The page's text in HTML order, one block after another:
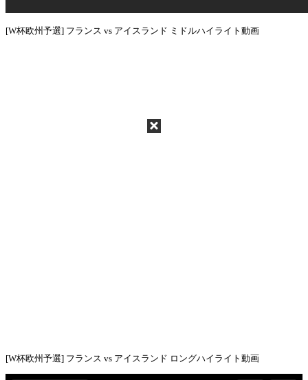
[W杯欧州予選] フランス vs アイスランド ミドルハイライト動画
[W杯欧州予選] フランス vs アイスランド ロングハイライト動画